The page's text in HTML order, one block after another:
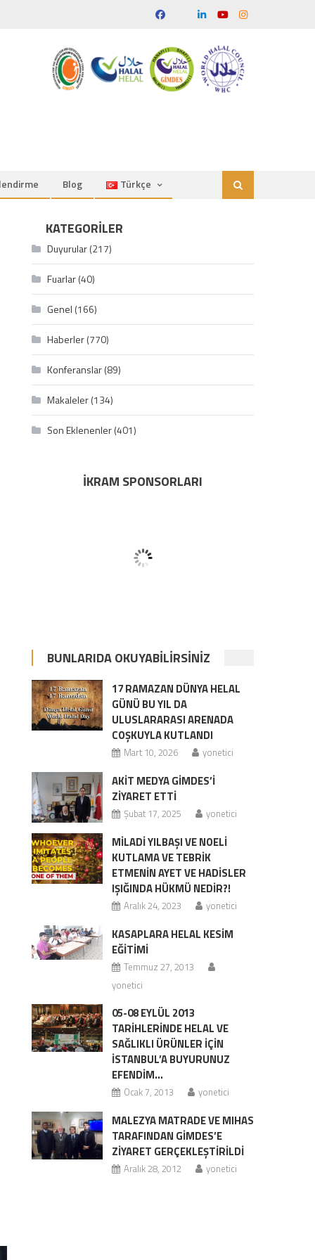
Blog Türkçe
KATEGORILER
Duyurular(217)
Fuarlar(40)
Genel (166)
Haberler(770)
Konferanslar(89)
Makaleler(134)
Son Eklenenler(401)
İKRAM SPONSORLARI
BUNLARIDA OKUYABILIRSINIZ
17 RAMAZAN DÜNYA HELAL
GÜNÜ BU YIL DA
ULUSLARARASI ARENADA
COŞKUYLA KUTLANDI
Mart 10, 2026 yonetici
AKİT MEDYA GİMDES’İ
ZİYARET ETTİ
Şubat 17, 2025 yonetici
MİLADİ YILBAŞI VE NOELİ
KUTLAMA VE TEBRİK
ETMENİN AYET VE HADİSLER
IŞIĞINDA HÜKMÜ NEDİR?!
Aralık 24, 2023 yonetici
KASAPLARA HELAL KESİM
EĞİTİMİ
Temmuz 27, 2013
yonetici
05-08 EYLÜL 2013
TARİHLERİNDE HELAL VE
SAĞLIKLI ÜRÜNLER İÇİN
İSTANBUL’A BUYURUNUZ
EFENDİM…
Ocak 7, 2013 yonetici
MALEZYA MATRADE VE MIHAS
TARAFINDAN GİMDES’E
ZİYARET GERÇEKLEŞTİRİLDİ
Aralık 28, 2012 yonetici